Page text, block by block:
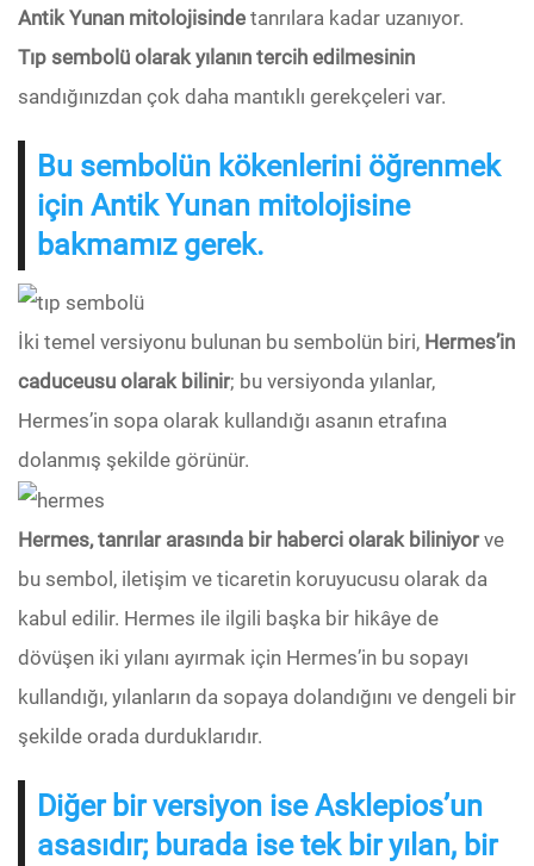
Antik Yunan mitolojisinde tanrılara kadar uzanıyor.
Tıp sembolü olarak yılanın tercih edilmesinin
sandığınızdan çok daha mantıklı gerekçeleri var.
Bu sembolün kökenlerini öğrenmek
için Antik Yunan mitolojisine
bakmamız gerek.
İki temel versiyonu bulunan bu sembolün biri, Hermes’in
caduceusu olarak bilinir; bu versiyonda yılanlar,
Hermes’in sopa olarak kullandığı asanın etrafına
dolanmış şekilde görünür.
Hermes, tanrılar arasında bir haberci olarak biliniyorve
bu sembol, iletişim ve ticaretin koruyucusu olarak da
kabul edilir. Hermes ile ilgili başka bir hikâye de
dövüşen iki yılanı ayırmak için Hermes’in bu sopayı
kullandığı, yılanların da sopaya dolandığını ve dengeli bir
şekilde orada durduklarıdır.
Diğer bir versiyon ise Asklepios’un
asasıdır; burada ise tek bir yılan, bir